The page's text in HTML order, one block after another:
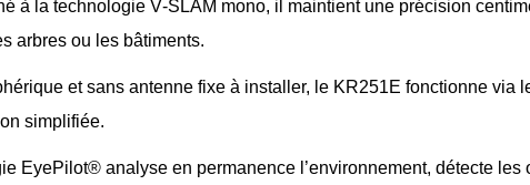
à la technologie V‑SLAM mono, il maintient une précision
arbres ou les bâtiments.
et sans antenne fixe à installer, le KR251E fonctionne via
simplifiée.
EyePilot® analyse en permanence l’environnement, détecte